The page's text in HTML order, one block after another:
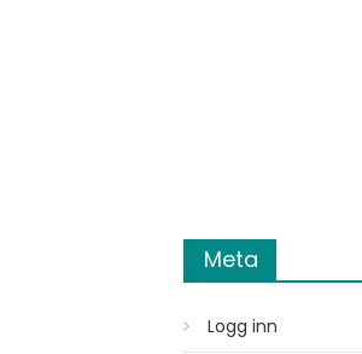
Meta
Logg inn